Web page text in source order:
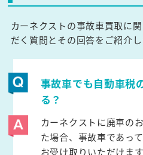
カーネクストの事故車買取に
だく質問とその回答をご紹介
事故車でも自動車税
る？
カーネクストに廃車の
た場合、事故車であっ
お受け取りいただけま